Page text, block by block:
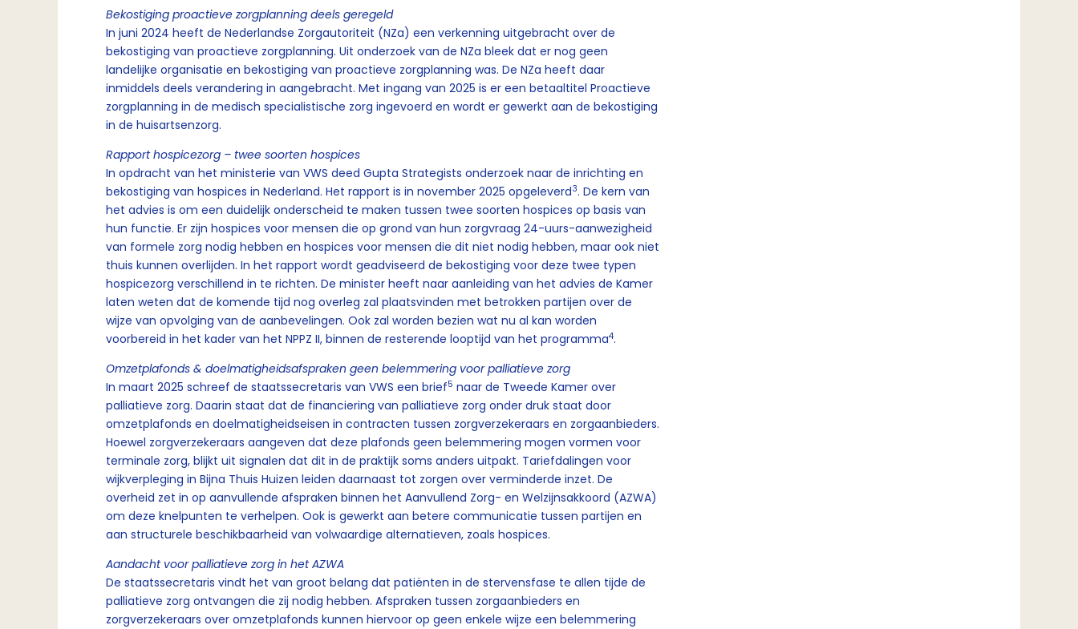
Bekostiging proactieve zorgplanning deels geregeld
In juni 2024 heeft de Nederlandse Zorgautoriteit (NZa) een verkenning uitgebracht over de
bekostiging van proactieve zorgplanning. Uit onderzoek van de NZa bleek dat er nog geen
landelijke organisatie en bekostiging van proactieve zorgplanning was. De NZa heeft daar
inmiddels deels verandering in aangebracht. Met ingang van 2025 is er een betaaltitel Proactieve
zorgplanning in de medisch specialistische zorg ingevoerd en wordt er gewerkt aan de bekostiging
in de huisartsenzorg.
Rapport hospicezorg – twee soorten hospices
In opdracht van het ministerie van VWS deed Gupta Strategists onderzoek naar de inrichting en
bekostiging van hospices in Nederland. Het rapport is in november 2025 opgeleverd3. De kern van
het advies is om een duidelijk onderscheid te maken tussen twee soorten hospices op basis van
hun functie. Er zijn hospices voor mensen die op grond van hun zorgvraag 24-uurs-aanwezigheid
van formele zorg nodig hebben en hospices voor mensen die dit niet nodig hebben, maar ook niet
thuis kunnen overlijden. In het rapport wordt geadviseerd de bekostiging voor deze twee typen
hospicezorg verschillend in te richten. De minister heeft naar aanleiding van het advies de Kamer
laten weten dat de komende tijd nog overleg zal plaatsvinden met betrokken partijen over de
wijze van opvolging van de aanbevelingen. Ook zal worden bezien wat nu al kan worden
voorbereid in het kader van het NPPZ II, binnen de resterende looptijd van het programma4.
Omzetplafonds & doelmatigheidsafspraken geen belemmering voor palliatieve zorg
In maart 2025 schreef de staatssecretaris van VWS een brief5 naar de Tweede Kamer over
palliatieve zorg. Daarin staat dat de financiering van palliatieve zorg onder druk staat door
omzetplafonds en doelmatigheidseisen in contracten tussen zorgverzekeraars en zorgaanbieders.
Hoewel zorgverzekeraars aangeven dat deze plafonds geen belemmering mogen vormen voor
terminale zorg, blijkt uit signalen dat dit in de praktijk soms anders uitpakt. Tariefdalingen voor
wijkverpleging in Bijna Thuis Huizen leiden daarnaast tot zorgen over verminderde inzet. De
overheid zet in op aanvullende afspraken binnen het Aanvullend Zorg- en Welzijnsakkoord (AZWA)
om deze knelpunten te verhelpen. Ook is gewerkt aan betere communicatie tussen partijen en
aan structurele beschikbaarheid van volwaardige alternatieven, zoals hospices.
Aandacht voor palliatieve zorg in het AZWA
De staatssecretaris vindt het van groot belang dat patiënten in de stervensfase te allen tijde de
palliatieve zorg ontvangen die zij nodig hebben. Afspraken tussen zorgaanbieders en
zorgverzekeraars over omzetplafonds kunnen hiervoor op geen enkele wijze een belemmering